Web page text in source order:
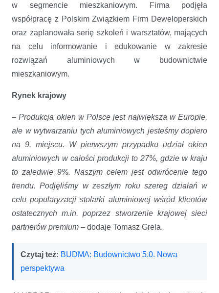
w segmencie mieszkaniowym. Firma podjęła
współpracę z Polskim Związkiem Firm Deweloperskich
oraz zaplanowała serię szkoleń i warsztatów, mających
na celu informowanie i edukowanie w zakresie
rozwiązań aluminiowych w budownictwie
mieszkaniowym.
Rynek krajowy
–Produkcja okien w Polsce jest największa w Europie,
ale w wytwarzaniu tych aluminiowych jesteśmy dopiero
na 9. miejscu. W pierwszym przypadku udział okien
aluminiowych w całości produkcji to 27%, gdzie w kraju
to zaledwie 9%. Naszym celem jest odwrócenie tego
trendu. Podjęliśmy w zeszłym roku szereg działań w
celu popularyzacji stolarki aluminiowej wśród klientów
ostatecznych m.in. poprzez stworzenie krajowej sieci
partnerów premium – dodaje Tomasz Grela.
Czytaj też: BUDMA: Budownictwo 5.0. Nowa
perspektywa